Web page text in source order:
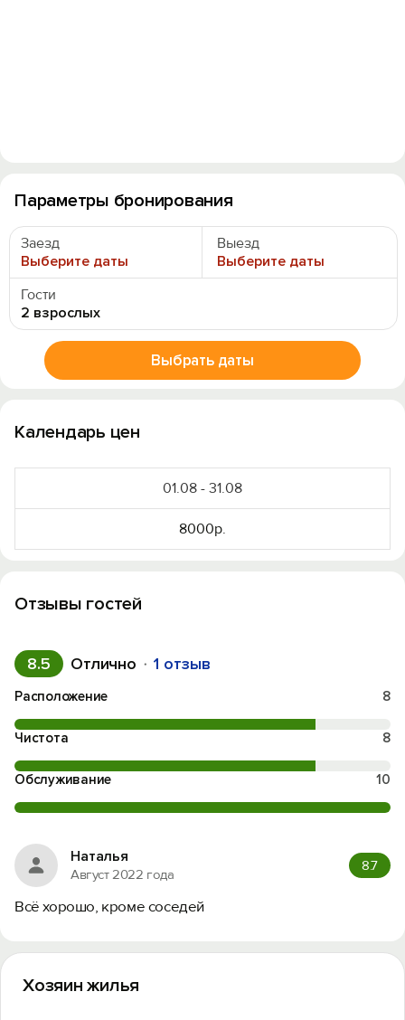
Параметры бронирования
Заезд
Выберите даты
Выезд
Выберите даты
Гости
2 взрослых
Выбрать даты
Календарь цен
01.08 - 31.08
8000р.
Отзывы гостей
8.5 Отлично 1 отзыв
Расположение 8
Чистота 8
Обслуживание 10
Наталья
Август 2022 года
8.7
Всё хорошо, кроме соседей
Хозяин жилья